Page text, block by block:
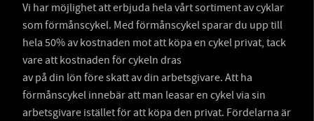
Vi har möjlighet att erbjuda hela vårt sortiment av cyklar
som förmånscykel. Med förmånscykel sparar du upp till
hela 50% av kostnaden mot att köpa en cykel privat, tack
vare att kostnaden för cykeln dras
av på din lön före skatt av din arbetsgivare. Att ha
förmånscykel innebär att man leasar en cykel via sin
arbetsgivare istället för att köpa den privat. Fördelarna är